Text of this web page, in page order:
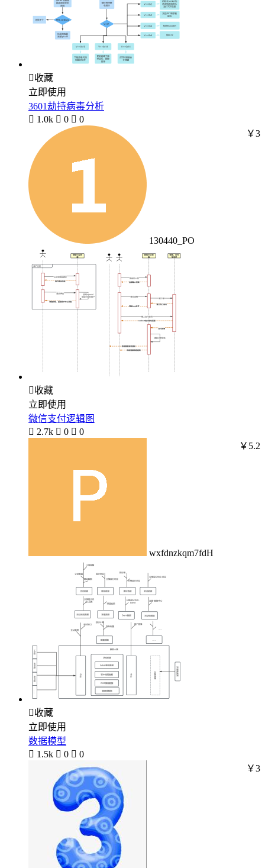
收藏
立即使用
3601劫持病毒分析
 1.0k  0  0
130440_PO
￥3
收藏
立即使用
微信支付逻辑图
 2.7k  0  0
wxfdnzkqm7fdH
￥5.2
收藏
立即使用
数据模型
 1.5k  0  0
￥3